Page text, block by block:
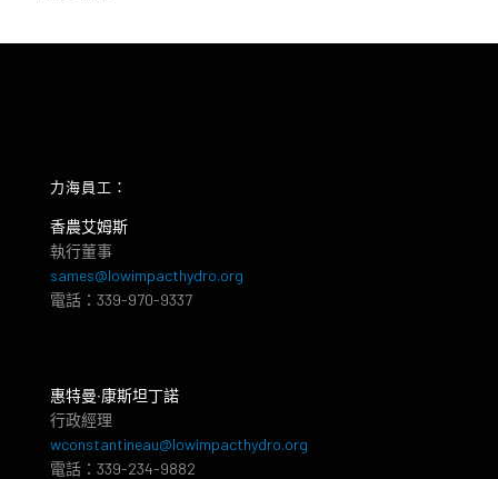
力海員工：
香農艾姆斯
執行董事
sames@lowimpacthydro.org
電話：339-970-9337
惠特曼‧康斯坦丁諾
行政經理
wconstantineau@lowimpacthydro.org
電話：339-234-9882